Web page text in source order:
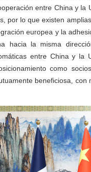
entre China y
por lo que existen
europea y la
hacia la misma
entre China y la
como
beneficiosa,